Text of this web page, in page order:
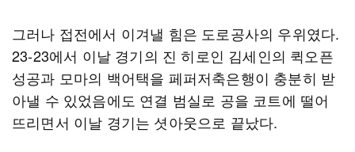
그러나 접전에서 이겨낼 힘은 도로공사의 우위였다.
23-23에서 이날 경기의 진 히로인 김세인의 퀵오픈
성공과 모마의 백어택을 페퍼저축은행이 충분히 받
아낼 수 있었음에도 연결 범실로 공을 코트에 떨어
뜨리면서 이날 경기는 셧아웃으로 끝났다.